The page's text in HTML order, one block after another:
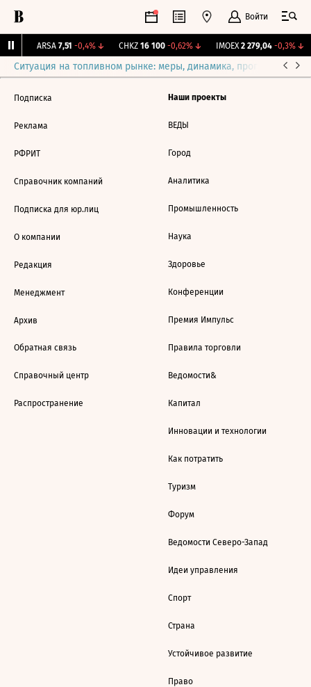
Войти
ARSA 7,51 -0,4%↓ CHKZ 16 100 -0,62%↓ IMOEX 2 279,04 -0,3%↓
Ситуация на топливном рынке: меры, динамика, прогнозы
Подписка
Реклама
РФРИТ
Справочник компаний
Подписка для юр.лиц
О компании
Редакция
Менеджмент
Архив
Обратная связь
Справочный центр
Распространение
Наши проекты
ВЕДЫ
Город
Аналитика
Промышленность
Наука
Здоровье
Конференции
Премия Импульс
Правила торговли
Ведомости&
Капитал
Инновации и технологии
Как потратить
Туризм
Форум
Ведомости Северо-Запад
Идеи управления
Спорт
Страна
Устойчивое развитие
Право